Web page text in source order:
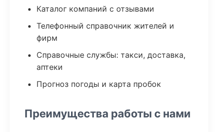
Каталог компаний с отзывами
Телефонный справочник жителей и
фирм
Справочные службы: такси, доставка,
аптеки
Прогноз погоды и карта пробок
Преимущества работы с нами